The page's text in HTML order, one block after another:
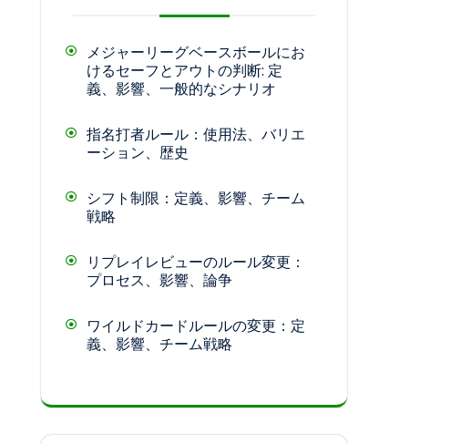
メジャーリーグベースボールにお
けるセーフとアウトの判断: 定
義、影響、一般的なシナリオ
指名打者ルール：使用法、バリエ
ーション、歴史
シフト制限：定義、影響、チーム
戦略
リプレイレビューのルール変更：
プロセス、影響、論争
ワイルドカードルールの変更：定
義、影響、チーム戦略